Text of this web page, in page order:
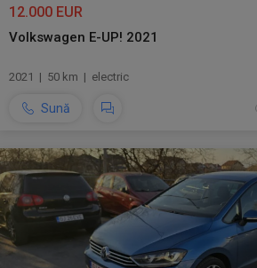
12.000 EUR
Volkswagen E-UP! 2021
2021 | 50 km | electric
Sună